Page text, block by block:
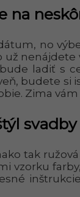
na
no
ladiť s
budete si
Zima
svadby
tak
vzorku